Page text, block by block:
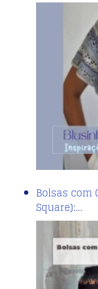
Bolsas com
Square):…